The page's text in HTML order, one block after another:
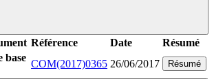
Référence Date
Résumé
base
COM(2017)0365 26/06/2017 Résumé